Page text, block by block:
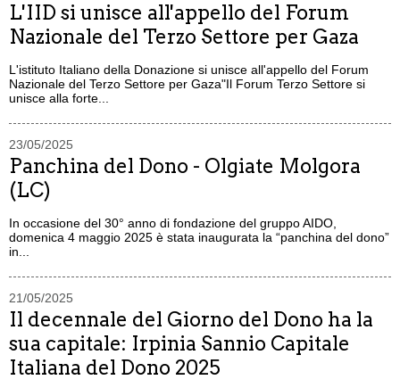
L'IID si unisce all'appello del Forum
Nazionale del Terzo Settore per Gaza
L'istituto Italiano della Donazione si unisce all'appello del Forum
Nazionale del Terzo Settore per Gaza"Il Forum Terzo Settore si
unisce alla forte...
23/05/2025
Panchina del Dono - Olgiate Molgora
(LC)
In occasione del 30° anno di fondazione del gruppo AIDO,
domenica 4 maggio 2025 è stata inaugurata la “panchina del dono”
in...
21/05/2025
Il decennale del Giorno del Dono ha la
sua capitale: Irpinia Sannio Capitale
Italiana del Dono 2025